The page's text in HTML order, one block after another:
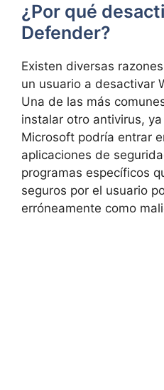
¿Por qué
Defender?
Existen diversas
un usuario a desactivar
Una de las más
instalar otro antivirus,
Microsoft podría entrar
aplicaciones de
programas específicos
seguros por el usuario
erróneamente como